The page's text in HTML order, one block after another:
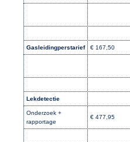
Gasleidingperstarief € 167,50
Lekdetectie
Onderzoek +
rapportage
€ 477,95